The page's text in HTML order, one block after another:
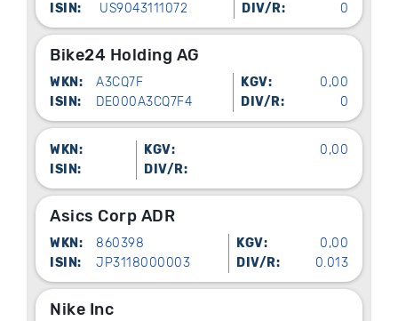
ISIN:
US9043111072 DIV/R: 0
Bike24 Holding AG
WKN: A3CQ7F KGV:
0,00
ISIN:
DE000A3CQ7F4 DIV/R: 0
WKN: KGV:
0,00
ISIN:
DIV/R:
Asics Corp ADR
WKN: 860398 KGV:
0,00
ISIN:
JP3118000003 DIV/R: 0.013
Nike Inc